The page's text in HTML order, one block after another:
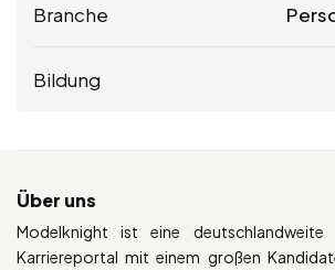
Branche
Bildung
Über uns
Modelknight ist eine
Karriereportal mit einem großen